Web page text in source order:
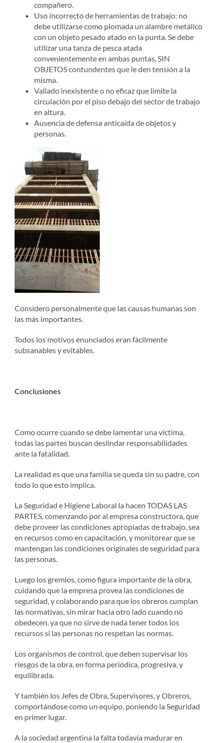
compañero.
Uso incorrecto de herramientas de trabajo: no
debe utilizarse como plomada un alambre metálico
con un objeto pesado atado en la punta. Se debe
utilizar una tanza de pesca atada
convenientemente en ambas puntas, SIN
OBJETOS contundentes que le den tensión a la
misma.
Vallado inexistente o no eficaz que limite la
circulación por el piso debajo del sector de trabajo
en altura.
Ausencia de defensa anticaída de objetos y
personas.
Considero personalmente que las causas humanas son
las más importantes.
Todos los motivos enunciados eran fácilmente
subsanables y evitables.
Conclusiones
Como ocurre cuando se debe lamentar una víctima,
todas las partes buscan deslindar responsabilidades
ante la fatalidad.
La realidad es que una familia se queda sin su padre, con
todo lo que esto implica.
La Seguridad e Higiene Laboral la hacen TODAS LAS
PARTES, comenzando por al empresa constructora, que
debe proveer las condiciones apropiadas de trabajo, sea
en recursos como en capacitación, y monitorear que se
mantengan las condiciones originales de seguridad para
las personas.
Luego los gremios, como figura importante de la obra,
cuidando que la empresa provea las condiciones de
seguridad, y colaborando para que los obreros cumplan
las normativas, sin mirar hacia otro lado cuando no
obedecen, ya que no sirve de nada tener todos los
recursos si las personas no respetan las normas.
Los organismos de control, que deben supervisar los
riesgos de la obra, en forma periódica, progresiva, y
equilibrada.
Y también los Jefes de Obra, Supervisores, y Obreros,
comportándose como un equipo, poniendo la Seguridad
en primer lugar.
A la sociedad argentina la falta todavía madurar en